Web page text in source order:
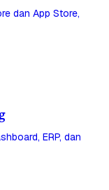
dan App Store,
ERP, dan